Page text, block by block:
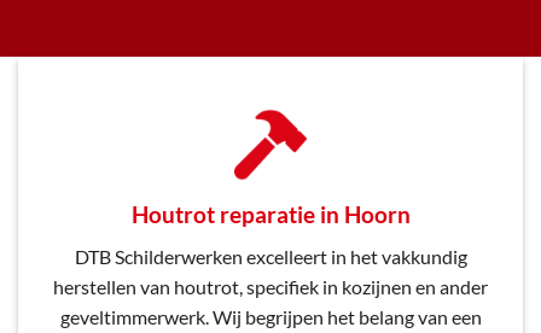
Houtrot reparatie in Hoorn
DTB Schilderwerken excelleert in het vakkundig
herstellen van houtrot, specifiek in kozijnen en ander
geveltimmerwerk. Wij begrijpen het belang van een